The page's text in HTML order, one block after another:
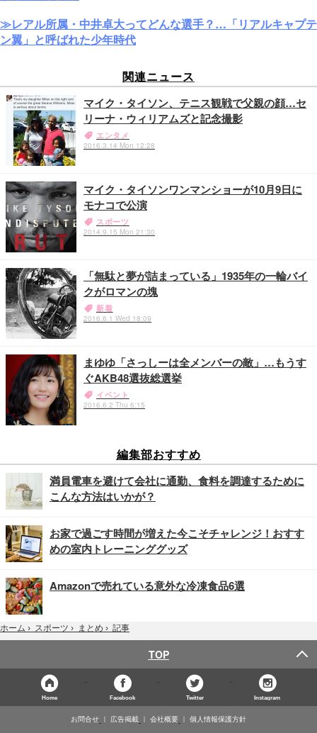
≫レアル所属・中井卓大ってどんな選手？…「リアルキャプテ
ン翼」と呼ばれた少年時代
関連ニュース
マイク・タイソン、テニス観戦で父親の顔…セ
リーナ・ウィリアムズと記念撮影
エンタメ
2016.3.14 Mon 12:28
マイク・タイソンワンマンショーが10月9日に
モナコで公演
スポーツ
2014.9.15 Mon 21:30
「無駄と夢が詰まっている」1935年の一輪バイ
クがロマンの塊
新着
2016.6.1 Wed 18:09
まゆゆ「さっしーは全メンバーの敵」…もうす
ぐAKB48選抜総選挙
イベント
2016.6.2 Thu 6:15
編集部おすすめ
満員電車を避けて会社に通勤、食料を調達するために
こんな方法はいかが？
お家で過ごす時間が増えた今こそチャレンジ！おすす
めの室内トレーニンググッズ
Amazonで売れている意外な冷凍食品6選
ホーム › スポーツ › まとめ › 記事
TOP
Home Facebook Twitter Instagram
お問合せ 広告掲載 会社概要 個人情報保護方針